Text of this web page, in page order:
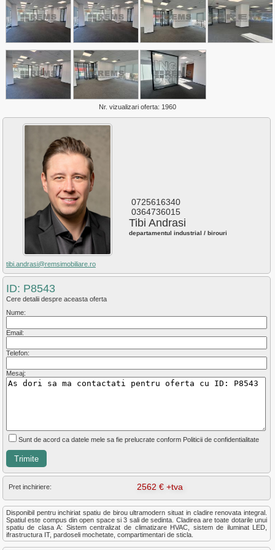
Plopilor
Salicea
Sannicoara
Someseni
Sopor
Zorilor
Nr. vizualizari oferta: 1960
0725616340
0364736015
Tibi Andrasi
departamentul industrial / birouri
tibi.andrasi@remsimobiliare.ro
ID: P8543
Cere detalii despre aceasta oferta
Nume:
Email:
Telefon:
Mesaj:
Sunt de acord ca datele mele sa fie prelucrate conform Politicii de confidentialitate
Pret inchiriere: 2562 € +tva
Disponibil pentru inchiriat spatiu de birou ultramodern situat in cladire renovata integral.
Spatiul este compus din open space si 3 sali de sedinta. Cladirea are toate dotarile unui
spatiu de clasa A: Sistem centralizat de climatizare HVAC, sistem de iluminat LED,
ifrastructura IT, pardoseli mochetate, compartimentari de sticla.